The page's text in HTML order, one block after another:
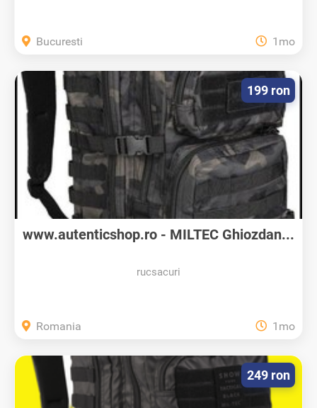
Bucuresti 1mo
www.autenticshop.ro - MILTEC Ghiozdan...
rucsacuri
199 ron
Romania 1mo
249 ron